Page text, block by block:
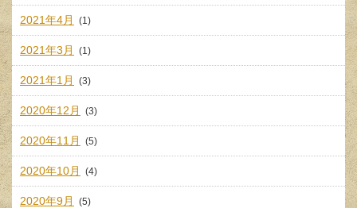
2021年4月 (1)
2021年3月 (1)
2021年1月 (3)
2020年12月 (3)
2020年11月 (5)
2020年10月 (4)
2020年9月 (5)